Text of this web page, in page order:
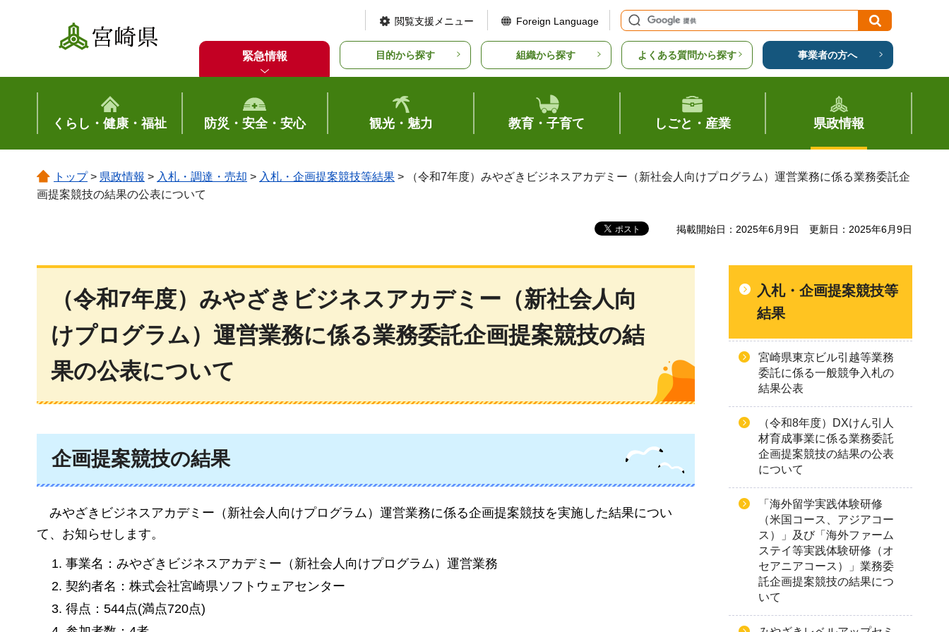
宮崎県
閲覧支援メニュー Foreign Language
緊急情報 目的から探す 組織から探す よくある質問から探す 事業者の方へ
くらし・健康・福祉 防災・安全・安心 観光・魅力 教育・子育て しごと・産業 県政情報
トップ> 県政情報 > 入札・調達・売却 > 入札・企画提案競技等結果 > （令和7年度）みやざきビジネスアカデミー（新社会人向けプログラム）運営業務に係る業務委託企
画提案競技の結果の公表について
掲載開始日：2025年6月9日 更新日：2025年6月9日
（令和7年度）みやざきビジネスアカデミー（新社会人向
けプログラム）運営業務に係る業務委託企画提案競技の結
果の公表について
企画提案競技の結果
みやざきビジネスアカデミー（新社会人向けプログラム）運営業務に係る企画提案競技を実施した結果につい
て、お知らせします。
事業名：みやざきビジネスアカデミー（新社会人向けプログラム）運営業務
契約者名：株式会社宮崎県ソフトウェアセンター
得点：544点(満点720点)
入札・企画提案競技等
結果
宮崎県東京ビル引越等業務
委託に係る一般競争入札の
結果公表
（令和8年度）DXけん引人
材育成事業に係る業務委託
企画提案競技の結果の公表
について
「海外留学実践体験研修
（米国コース、アジアコー
ス）」及び「海外ファーム
ステイ等実践体験研修（オ
セアニアコース）」業務委
託企画提案競技の結果につ
いて